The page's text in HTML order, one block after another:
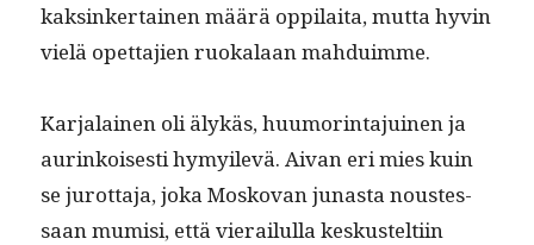
kaksinker­tainen määrä oppi­lai­ta, mut­ta hyvin
vielä opet­ta­jien ruokalaan mahduimme.
Kar­jalainen oli älykäs, huumor­in­ta­juinen ja
aurinkois­es­ti hymy­ilevä. Aivan eri mies kuin
se jurot­ta­ja, joka Mosko­van junas­ta noustes­
saan mumisi, että vierailul­la keskustelti­in